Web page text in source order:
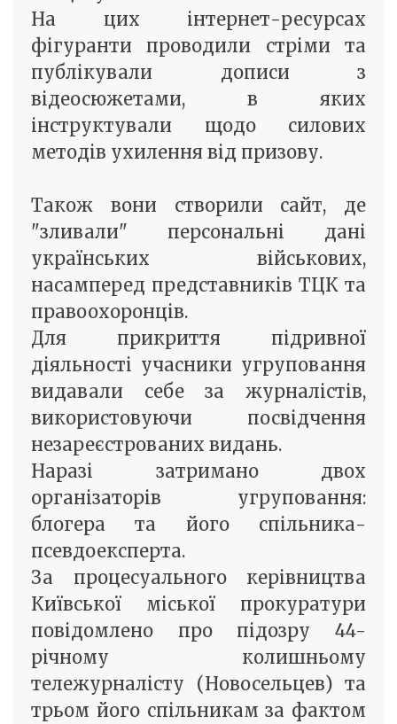
На цих інтернет-ресурсах
фігуранти проводили стріми та
публікували дописи з
відеосюжетами, в яких
інструктували щодо силових
методів ухилення від призову.
Також вони створили сайт, де
"зливали" персональні дані
українських військових,
насамперед представників ТЦК та
правоохоронців.
Для прикриття підривної
діяльності учасники угруповання
видавали себе за журналістів,
використовуючи посвідчення
незареєстрованих видань.
Наразі затримано двох
організаторів угруповання:
блогера та його спільника-
псевдоексперта.
За процесуального керівництва
Київської міської прокуратури
повідомлено про підозру 44-
річному колишньому
тележурналісту (Новосельцев) та
трьом його спільникам за фактом